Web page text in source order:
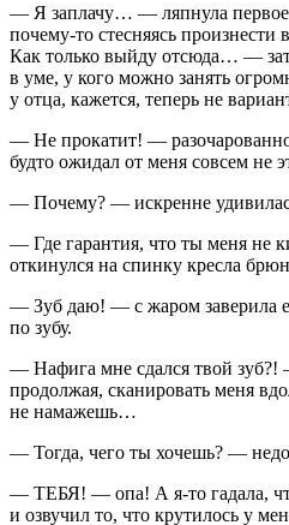
— Я заплачу… — ляпнула
почему-то стесняясь произнести
Как только выйду отсюда… —
в уме, у кого можно занять
у отца, кажется, теперь не
— Не прокатит! —
будто ожидал от меня совсем не
— Почему? — искренне
— Где гарантия, что ты меня не
откинулся на спинку кресла
— Зуб даю! — с жаром заверила
по зубу.
— Нафига мне сдался твой зуб?!
продолжая, сканировать меня
не намажешь…
— Тогда, чего ты хочешь? —
— ТЕБЯ! — опа! А я-то гадала,
и озвучил то, что крутилось у